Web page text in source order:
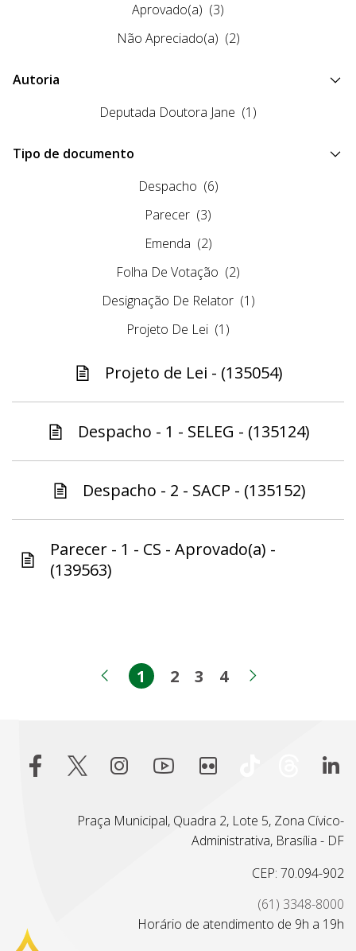
Aprovado(a) (3)
Não Apreciado(a) (2)
Autoria
Deputada Doutora Jane (1)
Tipo de documento
Despacho (6)
Parecer (3)
Emenda (2)
Folha De Votação (2)
Designação De Relator (1)
Projeto De Lei (1)
Projeto de Lei - (135054)
Despacho - 1 - SELEG - (135124)
Despacho - 2 - SACP - (135152)
Parecer - 1 - CS - Aprovado(a) -
(139563)
Página anterior
Página
1 Página
2 Página
3 Página
4
Praça Municipal, Quadra 2, Lote 5, Zona Cívico-
Administrativa, Brasília - DF
CEP: 70.094-902
(61) 3348-8000
Horário de atendimento de 9h a 19h